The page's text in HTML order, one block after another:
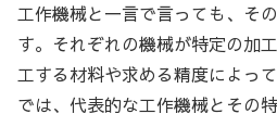
工作機械と一言で言っても、そ
す。それぞれの機械が特定の加
工する材料や求める精度によっ
では、代表的な工作機械とその